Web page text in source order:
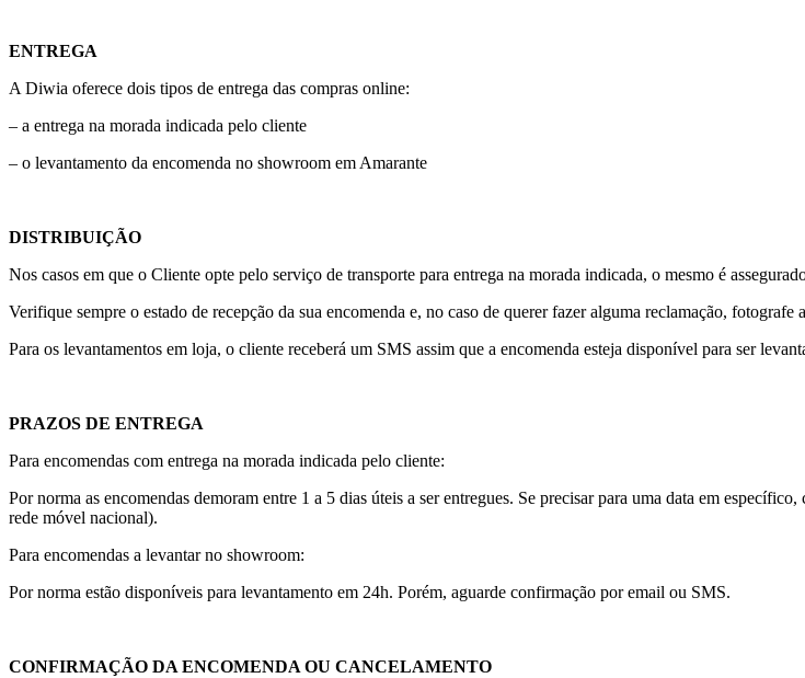
ENTREGA
A Diwia oferece dois tipos de entrega das compras online:
– a entrega na morada indicada pelo cliente
– o levantamento da encomenda no showroom em Amarante
DISTRIBUIÇÃO
Nos casos em que o Cliente opte pelo serviço de transporte para entrega na morada indicada, o mesmo é
Verifique sempre o estado de recepção da sua encomenda e, no caso de querer fazer alguma reclamação,
Para os levantamentos em loja, o cliente receberá um SMS assim que a encomenda esteja disponível para ser
PRAZOS DE ENTREGA
Para encomendas com entrega na morada indicada pelo cliente:
Por norma as encomendas demoram entre 1 a 5 dias úteis a ser entregues. Se precisar para uma data em
rede móvel nacional).
Para encomendas a levantar no showroom:
Por norma estão disponíveis para levantamento em 24h. Porém, aguarde confirmação por email ou SMS.
CONFIRMAÇÃO DA ENCOMENDA OU CANCELAMENTO